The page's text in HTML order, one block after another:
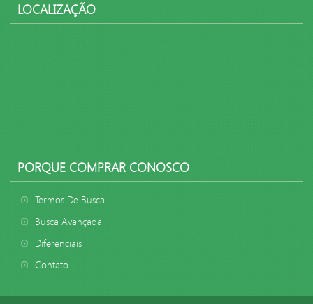
LOCALIZAÇÃO
PORQUE COMPRAR CONOSCO
Termos De Busca
Busca Avançada
Diferenciais
Contato